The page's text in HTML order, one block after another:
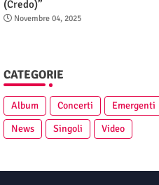
(Credo)”
Novembre 04, 2025
CATEGORIE
Album Concerti Emergenti
News
Singoli Video